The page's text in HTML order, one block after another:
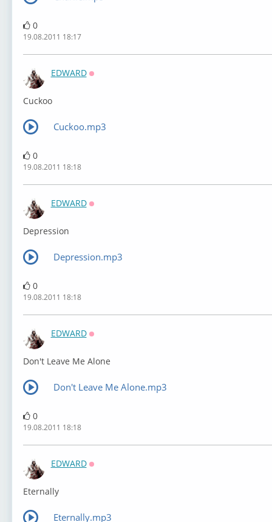
0
19.08.2011 18:17
EDWARD
Cuckoo
Cuckoo.mp3
0
19.08.2011 18:18
EDWARD
Depression
Depression.mp3
0
19.08.2011 18:18
EDWARD
Don't Leave Me Alone
Don't Leave Me Alone.mp3
0
19.08.2011 18:18
EDWARD
Eternally
Eternally.mp3